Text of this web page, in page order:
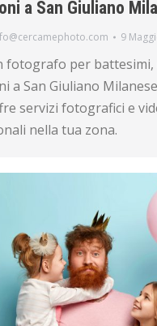
a San Giuliano
9
fotografo per battesimi,
a San Giuliano
servizi fotografici e
nella tua zona.